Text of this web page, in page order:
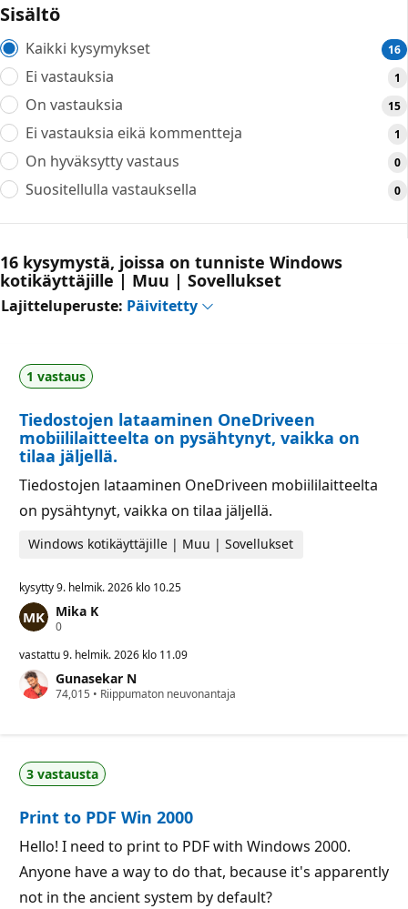
Sisältö
Kaikki kysymykset 16
Ei vastauksia 1
On vastauksia 15
Ei vastauksia eikä kommentteja 1
On hyväksytty vastaus 0
Suositellulla vastauksella 0
16 kysymystä, joissa on tunniste Windows
kotikäyttäjille | Muu | Sovellukset
Lajitteluperuste: Päivitetty
1 vastaus
Tiedostojen lataaminen OneDriveen
mobiililaitteelta on pysähtynyt, vaikka on
tilaa jäljellä.
Tiedostojen lataaminen OneDriveen mobiililaitteelta
on pysähtynyt, vaikka on tilaa jäljellä.
Windows kotikäyttäjille | Muu | Sovellukset
kysytty9. helmik. 2026 klo 10.25
Mika K
0M
i
e
p
e
t
vastattu9. helmik. 2026 klo 11.09
Gunasekar N
74,015 M
p
i
s
e
t
• Riippumaton neuvonantaja
3 vastausta
Print to PDF Win 2000
Hello! I need to print to PDF with Windows 2000.
Anyone have a way to do that, because it's apparently
not in the ancient system by default?